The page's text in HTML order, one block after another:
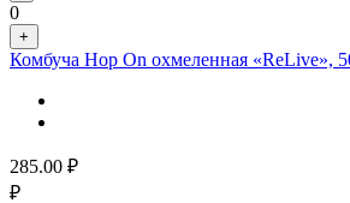
0
+
Комбуча Hop On охмеленная «ReLive»,
285.00 ₽
₽